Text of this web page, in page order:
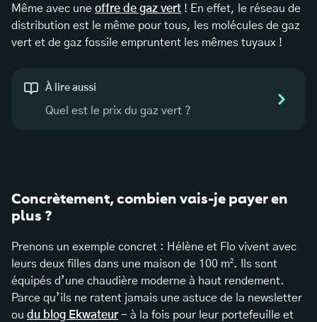
Même avec une offre de gaz vert ! En effet, le réseau de
distribution est le même pour tous, les molécules de gaz
vert et de gaz fossile empruntent les mêmes tuyaux !
À lire aussi
Quel est le prix du gaz vert ?
Concrètement, combien vais-je payer en
plus ?
Prenons un exemple concret : Hélène et Flo vivent avec
leurs deux filles dans une maison de 100 m². Ils sont
équipés d’une chaudière moderne à haut rendement.
Parce qu’ils ne ratent jamais une astuce de la newsletter
ou du blog Ekwateur- à la fois pour leur portefeuille et